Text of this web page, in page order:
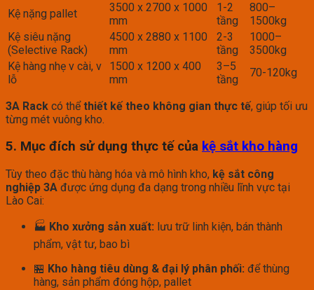
Kệ nặng pallet
3500 x 2700 x 1000
mm
1-2
tầng
800–
1500kg
Kệ siêu nặng
(Selective Rack)
4500 x 2880 x 1100
mm
2-3
tầng
1000–
3500kg
Kệ hàng nhẹ v cài, v
lỗ
1500 x 1200 x 400
mm
3–5
tầng
70-120kg
3A Rack có thểthiết kế theo không gian thực tế, giúp tối ưu
từng mét vuông kho.
5. Mục đích sử dụng thực tế của kệ sắt kho hàng
Tùy theo đặc thù hàng hóa và mô hình kho, kệ sắt công
nghiệp 3A được ứng dụng đa dạng trong nhiều lĩnh vực tại
Lào Cai:
🏭 Kho xưởng sản xuất: lưu trữ linh kiện, bán thành
phẩm, vật tư, bao bì
🏪 Kho hàng tiêu dùng & đại lý phân phối: để thùng
hàng, sản phẩm đóng hộp, pallet